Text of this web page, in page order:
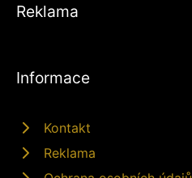
Reklama
Informace
Kontakt
Reklama